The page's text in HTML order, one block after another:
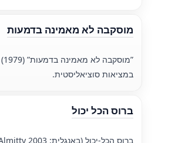
מוסקבה לא מאמינה בדמעות
במציאות סוציאליסטית.
ברוס הכל יכול
ברוס הכל-יכול (באנגלית: Bruce Almitty 2003) הוא קומדיה על בחור שקיבל את כוחות כל-יכול, המאפשרת לו להגשים כל תשוקה, אך הוא מבין שאושר אמיתי אינו בכל-יכול, אלא בכנות ובאהבה.